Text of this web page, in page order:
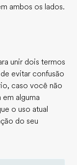
ambos os lados.
unir dois termos
evitar confusão
caso você não
alguma
o uso atual
do seu